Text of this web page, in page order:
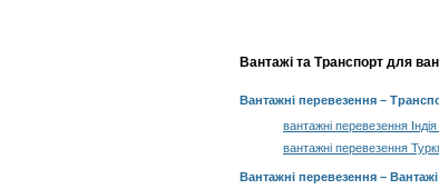
Вантажі та Транспорт для
Вантажні перевезення –
вантажні перевезення
вантажні перевезення
Вантажні перевезення – Вантажі